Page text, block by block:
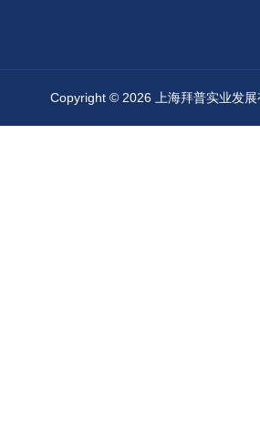
Copyright © 2026 上海拜普实业发